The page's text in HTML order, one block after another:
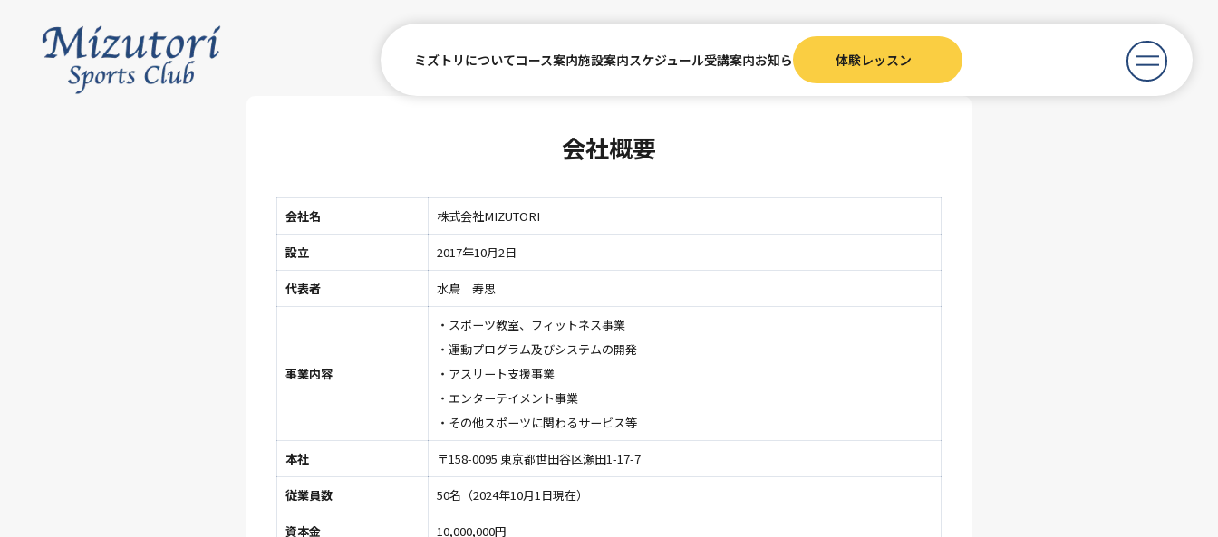
ミズトリについてコース案内施設案内スケジュール受講案内お知らせ 体験レッスン
会社概要
会社名 株式会社MIZUTORI
設立 2017年10月2日
代表者 水鳥 寿思
事業内容
・スポーツ教室、フィットネス事業
・運動プログラム及びシステムの開発
・アスリート支援事業
・エンターテイメント事業
・その他スポーツに関わるサービス等
本社 〒158-0095 東京都世田谷区瀬田1-17-7
従業員数 50名（2024年10月1日現在）
資本金 10,000,000円